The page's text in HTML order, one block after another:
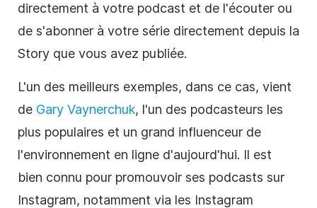
directement à votre podcast et de l'écouter ou
de s'abonner à votre série directement depuis la
Story que vous avez publiée.
L'un des meilleurs exemples, dans ce cas, vient
de Gary Vaynerchuk, l'un des podcasteurs les
plus populaires et un grand influenceur de
l'environnement en ligne d'aujourd'hui. Il est
bien connu pour promouvoir ses podcasts sur
Instagram, notamment via les Instagram